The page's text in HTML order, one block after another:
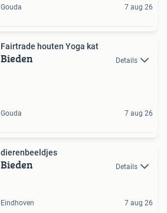
Gouda 7 aug 26
Fairtrade houten Yoga kat
Bieden Details
Gouda 7 aug 26
dierenbeeldjes
Bieden Details
Eindhoven 7 aug 26